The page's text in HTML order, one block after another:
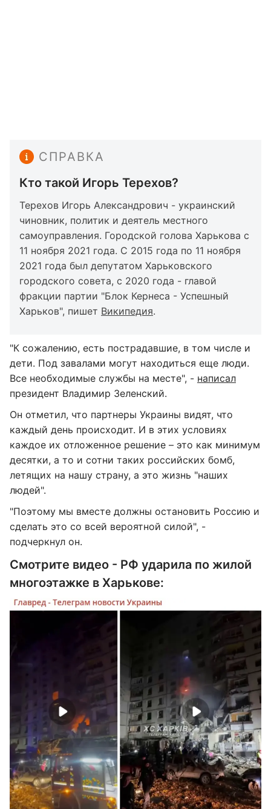
СПРАВКА
Кто такой Игорь Терехов?
Терехов Игорь Александрович - украинский
чиновник, политик и деятель местного
самоуправления. Городской голова Харькова с
11 ноября 2021 года. С 2015 года по 11 ноября
2021 года был депутатом Харьковского
городского совета, с 2020 года - главой
фракции партии "Блок Кернеса - Успешный
Харьков", пишет Википедия.
"К сожалению, есть пострадавшие, в том числе и
дети. Под завалами могут находиться еще люди.
Все необходимые службы на месте", - написал
президент Владимир Зеленский.
Он отметил, что партнеры Украины видят, что
каждый день происходит. И в этих условиях
каждое их отложенное решение – это как минимум
десятки, а то и сотни таких российских бомб,
летящих на нашу страну, а это жизнь "наших
людей".
"Поэтому мы вместе должны остановить Россию и
сделать это со всей вероятной силой", -
подчеркнул он.
Смотрите видео - РФ ударила по жилой
многоэтажке в Харькове: